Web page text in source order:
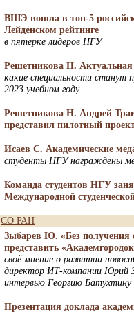
ВШЭ вошла в топ-5
Лейденском рейтинге
в пятерке лидеров НГУ
Решетникова Н.
какие специальности станут
2023 учебном году
Решетникова Н. Андрей
представил пилотный
Исаев С. Академические
студенты НГУ награждены
Команда студентов НГУ
Международной
СО РАН
Зыбарев Ю. «Без получения
представить
своё мнение о развитии
директор ИТ-компании Юрий
интервью Георгию Батухтину
Презентация доклада